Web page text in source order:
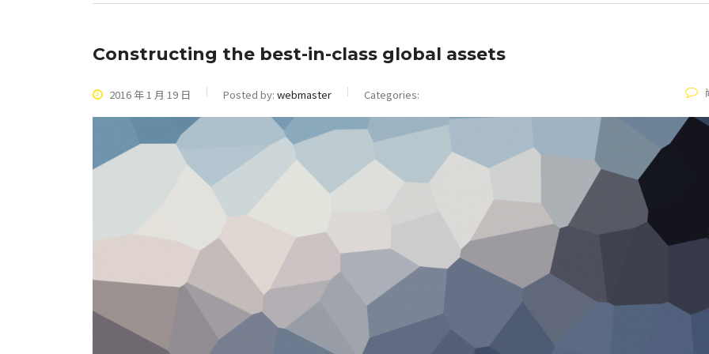
Constructing the best-in-class global assets
2016 年 1 月 19 日 Posted by: webmaster Categories: